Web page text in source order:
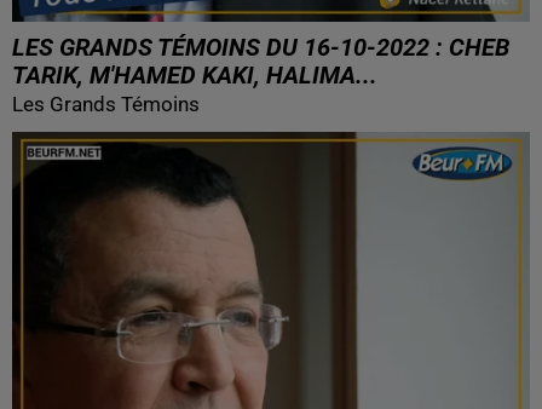
LES GRANDS TÉMOINS DU 16-10-2022 : CHEB
TARIK, M'HAMED KAKI, HALIMA...
Les Grands Témoins